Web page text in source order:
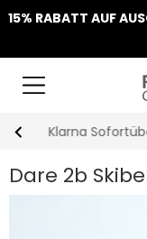
15% RABATT AUF
Klarna
Dare 2b